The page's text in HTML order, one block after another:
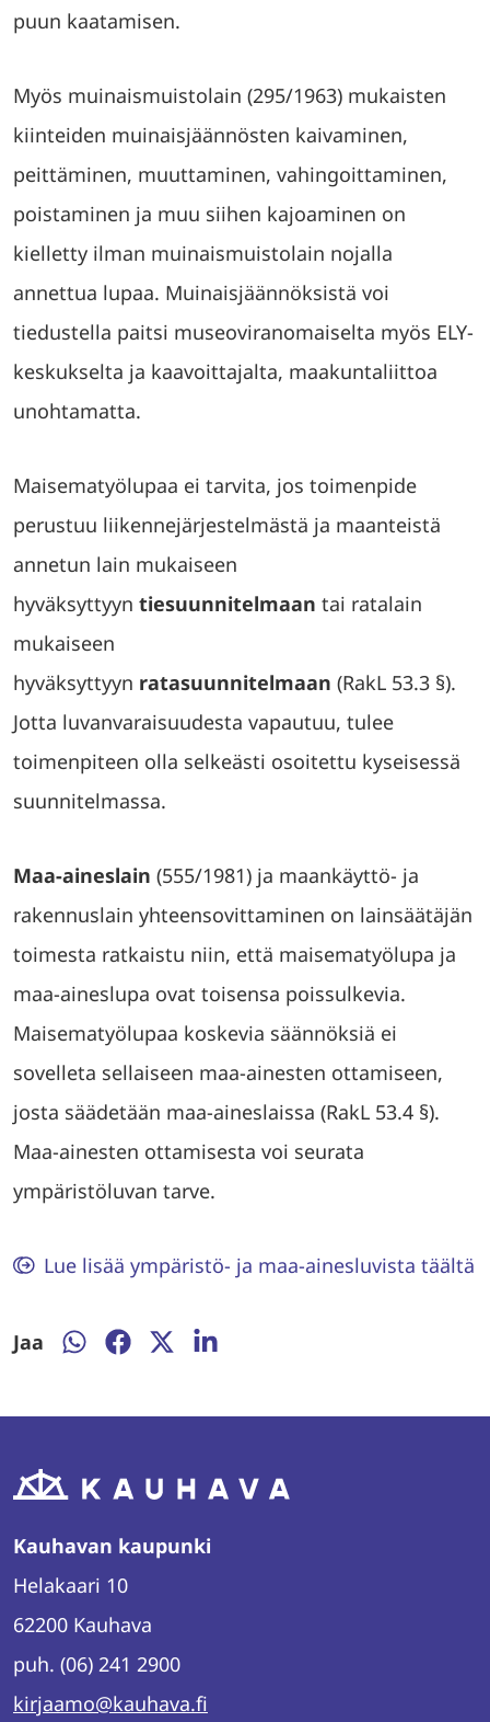
puun kaatamisen.
Myös muinaismuistolain (295/1963) mukaisten
kiinteiden muinaisjäännösten kaivaminen,
peittäminen, muuttaminen, vahingoittaminen,
poistaminen ja muu siihen kajoaminen on
kielletty ilman muinaismuistolain nojalla
annettua lupaa. Muinaisjäännöksistä voi
tiedustella paitsi museoviranomaiselta myös ELY-
keskukselta ja kaavoittajalta, maakuntaliittoa
unohtamatta.
Maisematyölupaa ei tarvita, jos toimenpide
perustuu liikennejärjestelmästä ja maanteistä
annetun lain mukaiseen
hyväksyttyyn tiesuunnitelmaan tai ratalain
mukaiseen
hyväksyttyyn ratasuunnitelmaan (RakL 53.3 §).
Jotta luvanvaraisuudesta vapautuu, tulee
toimenpiteen olla selkeästi osoitettu kyseisessä
suunnitelmassa.
Maa-aineslain (555/1981) ja maankäyttö- ja
rakennuslain yhteensovittaminen on lainsäätäjän
toimesta ratkaistu niin, että maisematyölupa ja
maa-aineslupa ovat toisensa poissulkevia.
Maisematyölupaa koskevia säännöksiä ei
sovelleta sellaiseen maa-ainesten ottamiseen,
josta säädetään maa-aineslaissa (RakL 53.4 §).
Maa-ainesten ottamisesta voi seurata
ympäristöluvan tarve.
Lue lisää ympäristö- ja maa-ainesluvista täältä
Jaa
Jaa
Jaa
Jaa
Jaa
Kauhavan kaupunki
Helakaari 10
62200 Kauhava
puh. (06) 241 2900
kirjaamo@kauhava.fi